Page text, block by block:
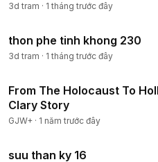
3d tram · 1 tháng trước đây
thon phe tinh khong 230
3d tram · 1 tháng trước đây
From The Holocaust To
Clary Story
GJW+ · 1 năm trước đây
suu than ky 16